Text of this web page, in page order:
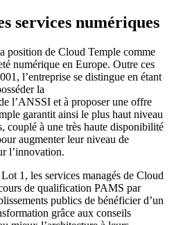
services numériques
position de Cloud Temple comme
numérique en Europe. Outre ces
l’entreprise se distingue en étant
la
l’ANSSI et à proposer une offre
garantit ainsi le plus haut niveau
couplé à une très haute disponibilité
augmenter leur niveau de
l’innovation.
1, les services managés de Cloud
de qualification PAMS par
publics de bénéficier d’un
grâce aux conseils